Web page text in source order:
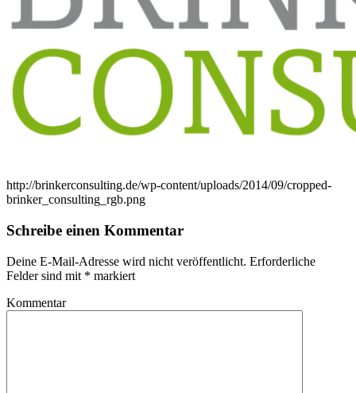
http://brinkerconsulting.de/wp-content/uploads/2014/09/cropped-
brinker_consulting_rgb.png
Schreibe einen Kommentar
Deine E-Mail-Adresse wird nicht veröffentlicht. Erforderliche
Felder sind mit * markiert
Kommentar